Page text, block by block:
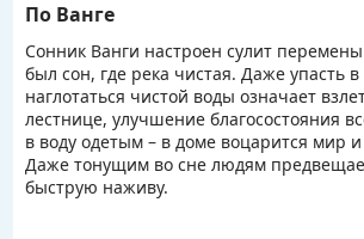
По Ванге
Сонник Ванги настроен сулит
был сон, где река чистая. Даже упасть
наглотаться чистой воды означает
лестнице, улучшение благосостояния
в воду одетым – в доме воцарится мир и
Даже тонущим во сне людям
быструю наживу.